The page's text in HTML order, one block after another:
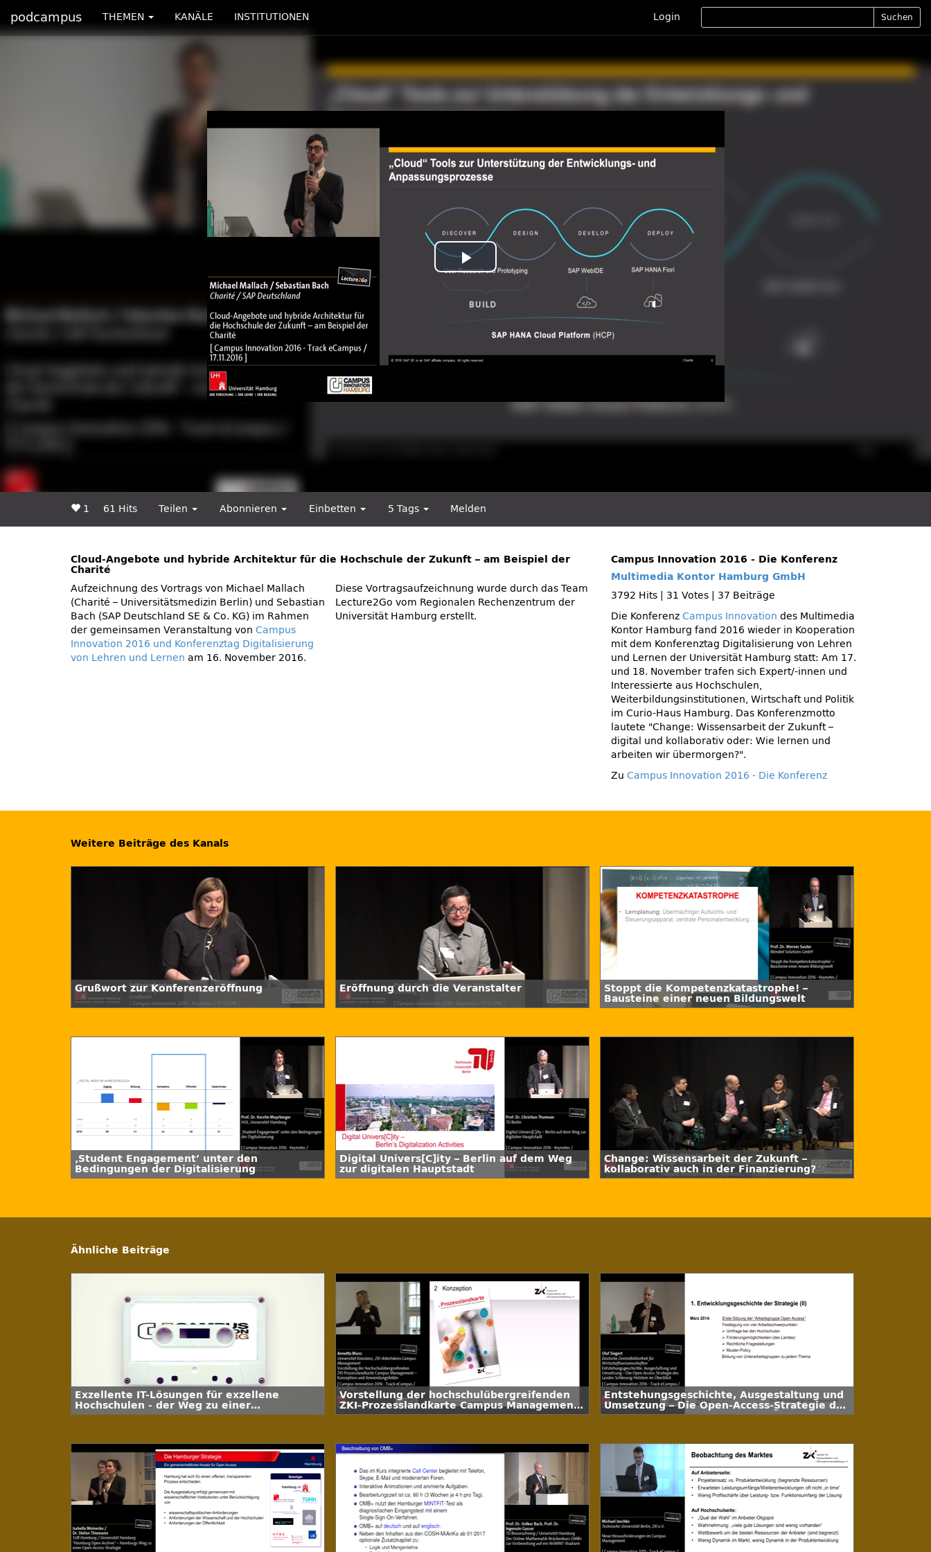
podcampus THEMEN KANÄLE INSTITUTIONEN Login Suchen
Play
Video
1 61 Hits Teilen Abonnieren Einbetten 5 Tags Melden
Cloud-Angebote und hybride Architektur für die Hochschule der Zukunft – am Beispiel der
Charité
Aufzeichnung des Vortrags von Michael Mallach
(Charité – Universitätsmedizin Berlin) und Sebastian
Bach (SAP Deutschland SE & Co. KG) im Rahmen
der gemeinsamen Veranstaltung von Campus
Innovation 2016 und Konferenztag Digitalisierung
von Lehren und Lernen am 16. November 2016.
Diese Vortragsaufzeichnung wurde durch das Team
Lecture2Go vom Regionalen Rechenzentrum der
Universität Hamburg erstellt.
Campus Innovation 2016 - Die Konferenz
Multimedia Kontor Hamburg GmbH
3792 Hits
31 Votes
37 Beiträge
Die Konferenz Campus Innovation des Multimedia
Kontor Hamburg fand 2016 wieder in Kooperation
mit dem Konferenztag Digitalisierung von Lehren
und Lernen der Universität Hamburg statt: Am 17.
und 18. November trafen sich Expert/-innen und
Interessierte aus Hochschulen,
Weiterbildungsinstitutionen, Wirtschaft und Politik
im Curio-Haus Hamburg. Das Konferenzmotto
lautete
Change: Wissensarbeit der Zukunft –
digital und kollaborativ oder: Wie lernen und
arbeiten wir übermorgen? .
Zu Campus Innovation 2016 - Die Konferenz
Weitere Beiträge des Kanals
Grußwort zur Konferenzeröffnung Eröffnung durch die Veranstalter
Stoppt die Kompetenzkatastrophe! –
Bausteine einer neuen Bildungswelt
‚Student Engagement’ unter den
Bedingungen der Digitalisierung
Digital Univers[C]ity – Berlin auf dem Weg
zur digitalen Hauptstadt
Change: Wissensarbeit der Zukunft –
kollaborativ auch in der Finanzierung?
Ähnliche Beiträge
Exzellente IT-Lösungen für exzellene
Hochschulen - der Weg zu einer
serviceorientierten Architektur
Vorstellung der hochschulübergreifenden
ZKI-Prozesslandkarte Campus Management
– Konzeption und Anwendungsfelder
Entstehungsgeschichte, Ausgestaltung und
Umsetzung – Die Open-Access-Strategie des
Landes Schleswig-Holstein im Überblick